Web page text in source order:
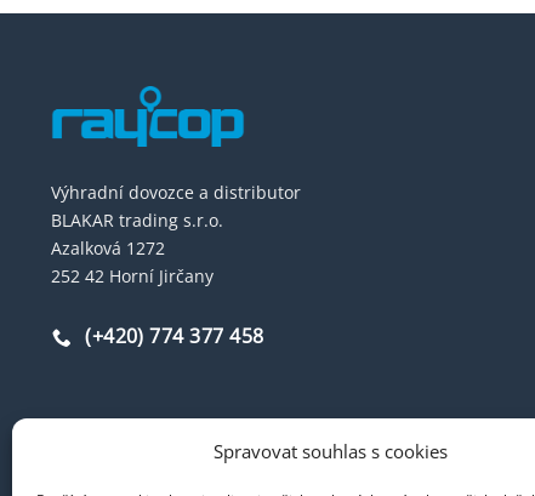
Spravovat souhlas s cookies
Výhradní dovozce a distributor
BLAKAR trading s.r.o.
Azalková 1272
252 42 Horní Jirčany
(+420) 774 377 458